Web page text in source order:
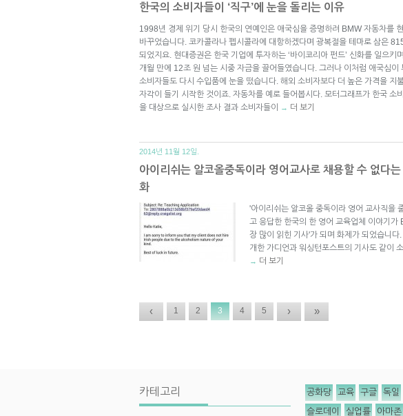
한국의 소비자들이 ‘직구’에 눈을 돌리는 이유
1998년 경제 위기 당시 한국의 연예인은 애국심을 증명하려 BMW 자동차를
바꾸었습니다. 코카콜라나 펩시콜라에 대항하겠다며 광복절을 테마로 삼은
되었지요. 현대증권은 한국 기업에 투자하는 ‘바이코리아 펀드’ 신화를 일으키
개월 만에 12조 원 넘는 시중 자금을 끌어들였습니다. 그러나 이처럼 애국심이
소비자들도 다시 수입품에 눈을 떴습니다. 해외 소비자보다 더 높은 가격을 지
자각이 들기 시작한 것이죠. 자동차를 예로 들어봅시다. 모터그래프가 한국 소
을 대상으로 실시한 조사 결과 소비자들이
→ 더 보기
2014년 11월 12일.
아이리쉬는 알코올중독이라 영어교사로 채용할 수 없다
화
'아이리쉬는 알코올 중독이라 영어 교사직을
고 응답한 한국의 한 영어 교육업체 이야기가
장 많이 읽힌 기사'가 되며 화제가 되었습니다
개한 가디언과 워싱턴포스트의 기사도 같이
→ 더 보기
‹ 1 2 3 4 5 › »
카테고리 공화당 교육 구글 독일
슬로데이 실업률 아마존